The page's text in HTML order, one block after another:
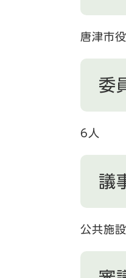
唐津市
委
6人
議
公共施